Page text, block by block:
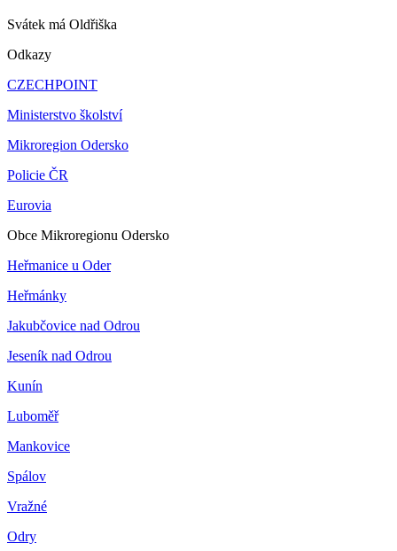
Svátek má Oldřiška
Odkazy
CZECHPOINT
Ministerstvo školství
Mikroregion Odersko
Policie ČR
Eurovia
Obce Mikroregionu Odersko
Heřmanice u Oder
Heřmánky
Jakubčovice nad Odrou
Jeseník nad Odrou
Kunín
Luboměř
Mankovice
Spálov
Vražné
Odry